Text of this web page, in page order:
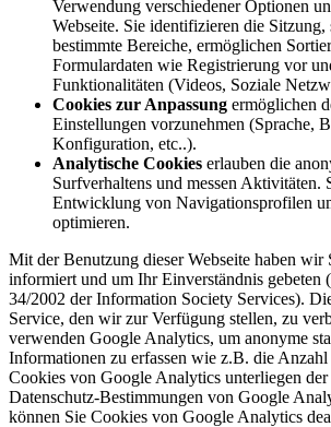
Verwendung verschiedener Optionen
Webseite. Sie identifizieren die
bestimmte Bereiche, ermöglichen
Formulardaten wie Registrierung vor
Funktionalitäten (Videos, Soziale
Cookies zur Anpassung ermöglichen
Einstellungen vorzunehmen (Sprache,
Konfiguration, etc..).
Analytische Cookies erlauben die
Surfverhaltens und messen Aktivitäten.
Entwicklung von Navigationsprofilen
optimieren.
Mit der Benutzung dieser Webseite haben wir
informiert und um Ihr Einverständnis gebeten
34/2002 der Information Society Services).
Service, den wir zur Verfügung stellen, zu
verwenden Google Analytics, um anonyme
Informationen zu erfassen wie z.B. die Anzahl
Cookies von Google Analytics unterliegen der
Datenschutz-Bestimmungen von Google
können Sie Cookies von Google Analytics